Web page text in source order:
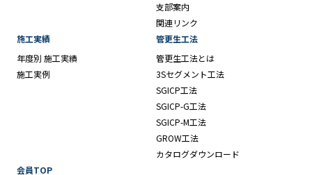
支部案内
関連リンク
施工実績
年度別 施工実績
施工実例
管更生工法
管更生工法とは
3Sセグメント工法
SGICP工法
SGICP-G工法
SGICP-M工法
GROW工法
カタログダウンロード
会員TOP